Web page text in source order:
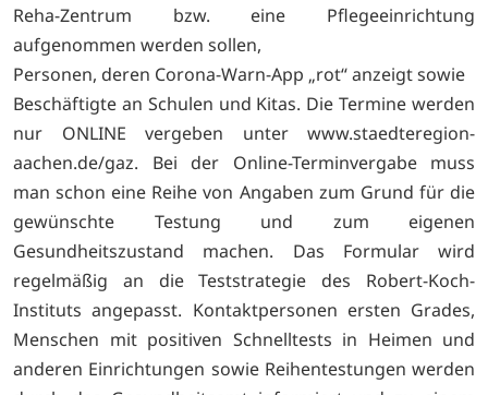
Reha-Zentrum bzw. eine Pflegeeinrichtung
aufgenommen werden sollen,
Personen, deren Corona-Warn-App „rot“ anzeigt sowie
Beschäftigte an Schulen und Kitas. Die Termine werden
nur ONLINE vergeben unter www.staedteregion-
aachen.de/gaz. Bei der Online-Terminvergabe muss
man schon eine Reihe von Angaben zum Grund für die
gewünschte Testung und zum eigenen
Gesundheitszustand machen. Das Formular wird
regelmäßig an die Teststrategie des Robert-Koch-
Instituts angepasst. Kontaktpersonen ersten Grades,
Menschen mit positiven Schnelltests in Heimen und
anderen Einrichtungen sowie Reihentestungen werden